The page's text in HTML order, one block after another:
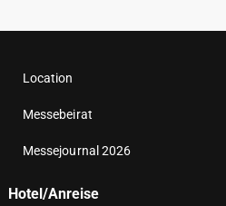
Location
Messebeirat
Messejournal 2026
Hotel/Anreise